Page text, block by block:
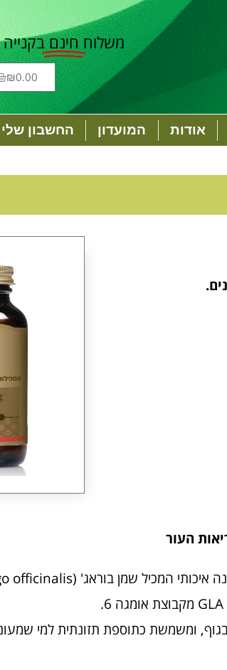
משלוח חינם בקנייה
₪0.00
אודות המועדון החשבון שלי
העור
ומשמשת כתוספת תזונתית למי